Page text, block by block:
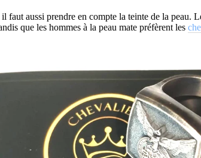
faut aussi prendre en compte la teinte de la peau.
que les hommes à la peau mate préfèrent les